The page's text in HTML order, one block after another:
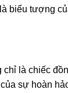
biểu tượng
chỉ là chiếc
sự hoàn